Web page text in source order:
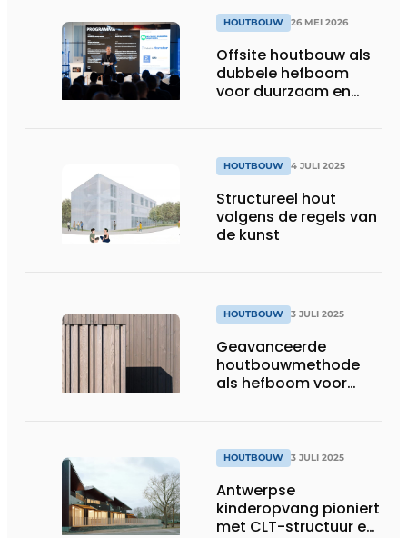
HOUTBOUW 26 MEI 2026
Offsite houtbouw als
dubbele hefboom
voor duurzaam en
HOUTBOUW 4 JULI 2025
Structureel hout
volgens de regels van
de kunst
HOUTBOUW 3 JULI 2025
Geavanceerde
houtbouwmethode
als hefboom voor
HOUTBOUW 3 JULI 2025
Antwerpse
kinderopvang pioniert
met CLT-structuur en